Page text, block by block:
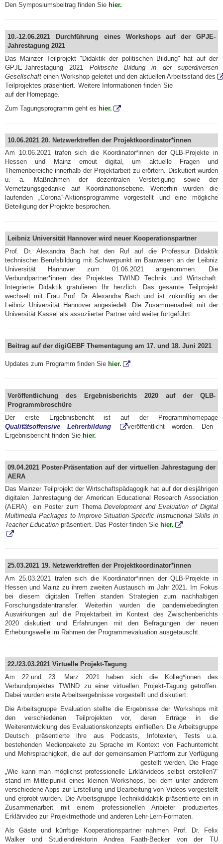
Den Symposiumsbeitrag finden Sie hier.
10.-12.06.2021 Durchführung eines Workshops auf der GPJE-
Jahrestagung 2021
Das Mainzer Teilprojekt "Didaktik der politischen Bildung" hat auf der
GPJE-Jahrestagung 2021 Politische Bildung in der superdiversen
Gesellschaft einen Workshop geleitet und den aktuellen Arbeitsstand des
Teilprojektes präsentiert. Weitere Informationen finden Sie
auf der Homepage.
Zum Tagungsprogramm geht es hier.
10.06.2021 20. Netzwerktreffen der Projektkoordinator*innen
Am 10.06.2021 trafen sich die Koordinator*innen der QLB-Projekte in
Hessen und Mainz erneut digital, um aktuelle Fragen und
Themenbereiche innerhalb der Projektarbeit zu erörtern. Diskutiert wurden
u. a. Maßnahmen der dezentralen Verstetigung sowie der
Vernetzungsgedanke auf Koordinationsebene. Weiterhin wurden die
laufenden „Corona“-Aktionsprogramme vorgestellt und eine mögliche
Beteiligung der Projekte besprochen.
Leibniz Universität Hannover wird neuer Kooperationspartner
Prof. Dr. Alexandra Bach hat den Ruf auf die Professur Didaktik
technischer Berufsbildung mit Schwerpunkt im Bauwesen an der Leibniz
Universität Hannover zum 01.06.2021 angenommen. Die
Verbundpartner*innen des Projektes TWIND Technik und Wirtschaft:
Integrierte Didaktik gratulieren Ihr herzlich. Das gesamte Teilprojekt
wechselt mit Frau Prof. Dr. Alexandra Bach und ist zukünftig an der
Leibniz Universität Hannover angesiedelt. Die Zusammenarbeit mit der
Universität Kassel als assoziierter Partner wird weiter fortgeführt.
Beitrag auf der digiGEBF Thementagung am 17. und 18. Juni 2021
Updates zum Programm finden Sie hier.
Veröffentlichung des Ergebnisberichts 2020 auf der QLB-
Programmbroschüre
Der erste Ergebnisbericht ist auf der Programmhomepage
Qualitätsoffensive Lehrerbildung
veröffentlicht worden. Den
Ergebnisbericht finden Sie hier.
09.04.2021 Poster-Präsentation auf der virtuellen Jahrestagung der
AERA
Das Mainzer Teilprojekt der Wirtschaftspädagogik hat auf der diesjährigen
digitalen Jahrestagung der American Educational Research Association
(AERA) ein Poster zum ThemaDevelopment and Evaluation of Digital
Multimedia Packages to Improve Situation-Specific Instructional Skills in
Teacher Education präsentiert. Das Poster finden Sie hier.
25.03.2021 19. Netzwerktreffen der Projektkoordinator*innen
Am 25.03.2021 trafen sich die Koordinator*innen der QLB-Projekte in
Hessen und Mainz zu ihrem zweiten Austausch im Jahr 2021. Im Fokus
bei diesem digitalen Treffen standen Strategien zum nachhaltigen
Forschungsdatentransfer. Weiterhin wurden die pandemiebedingten
Auswirkungen auf die Projektarbeit im Kontext des Zwischenberichts
2020 diskutiert und Erfahrungen mit den Befragungen der neuen
Erhebungswelle im Rahmen der Programmevaluation ausgetauscht.
22./23.03.2021 Virtuelle Projekt-Tagung
Am 22.und 23. März 2021 haben sich die Kolleg*innen des
Verbundprojektes TWIND zu einer virtuellen Projekt-Tagung getroffen.
Dabei wurden erste Arbeitsergebnisse vorgestellt und diskutiert:
Die Arbeitsgruppe Evaluation stellte die Ergebnisse der Workshops mit
den verschiedenen Teilprojekten vor, deren Erträge in die
Weiterentwicklung des Evaluationskonzepts einfließen. Die Arbeitsgruppe
Deutsch präsentierte ihre aus Podcasts, Infotexten, Tests u.a.
bestehenden Medienpakete zu Sprache im Kontext von Fachunterricht
und Mehrsprachigkeit, die auf der gemeinsamen Plattform zur Verfügung
gestellt werden.
Die Frage
„Wie kann man möglichst professionelle Erklärvideos selbst erstellen?“
stand im Mittelpunkt eines kleinen Workshops, bei dem unter anderem
verschiedene Apps zur Erstellung und Bearbeitung von Videos vorgestellt
und erprobt wurden. Die Arbeitsgruppe Technikdidaktik präsentierte ein in
Zusammenarbeit mit einem professionellen Anbieter produziertes
Erklärvideo zur Projektmethode und anderen Lehr-Lern-Formaten.
Als Gäste und künftige Kooperationspartner nahmen Prof. Dr. Felix
Walker und Studiendirektorin Andrea Faath-Becker von der TU